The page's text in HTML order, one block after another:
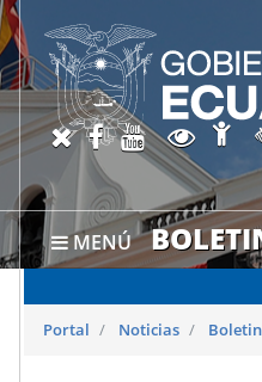
MENÚ
X oficial del
Facebook
CanalAbrir
Portal Noticias